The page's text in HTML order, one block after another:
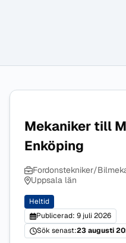
Mekaniker till
Enköping
Fordonstekniker/
Uppsala län
Heltid
Publicerad: 9 juli 2026
Sök senast:23 augusti